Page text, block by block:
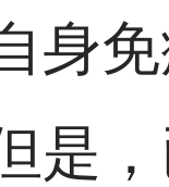
身
是